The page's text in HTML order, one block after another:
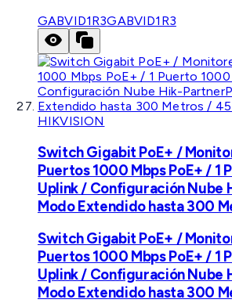
GABVID1R3GABVID1R3
HIKVISION
Switch Gigabit PoE+ /
Puertos 1000 Mbps PoE+ / 1
Uplink / Configuración Nube
Modo Extendido hasta 300
Switch Gigabit PoE+ /
Puertos 1000 Mbps PoE+ / 1
Uplink / Configuración Nube
Modo Extendido hasta 300